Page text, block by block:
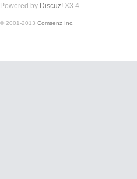
好
Powered by Discuz! X3.4
© 2001-2013 Comsenz Inc.